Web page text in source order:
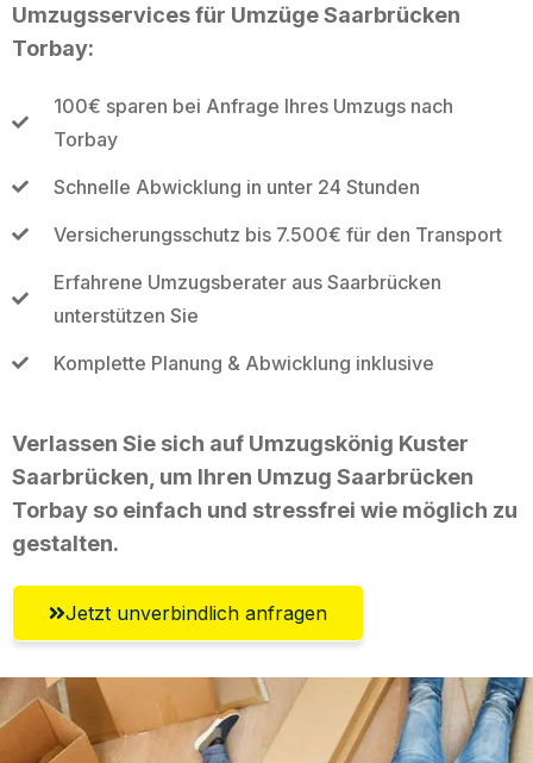
Umzugsservices für Umzüge Saarbrücken
Torbay:
100€ sparen bei Anfrage Ihres Umzugs nach
Torbay
Schnelle Abwicklung in unter 24 Stunden
Versicherungsschutz bis 7.500€ für den Transport
Erfahrene Umzugsberater aus Saarbrücken
unterstützen Sie
Komplette Planung & Abwicklung inklusive
Verlassen Sie sich auf Umzugskönig Kuster
Saarbrücken, um Ihren Umzug Saarbrücken
Torbay so einfach und stressfrei wie möglich zu
gestalten.
Jetzt unverbindlich anfragen